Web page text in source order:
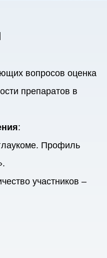
вопросов оценка
препаратов в
:
Профиль
участников –